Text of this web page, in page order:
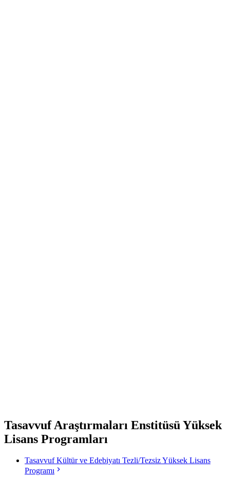
Tasavvuf Araştırmaları Enstitüsü Yüksek
Lisans Programları
Tasavvuf Kültür ve Edebiyatı Tezli/Tezsiz Yüksek Lisans
Programı